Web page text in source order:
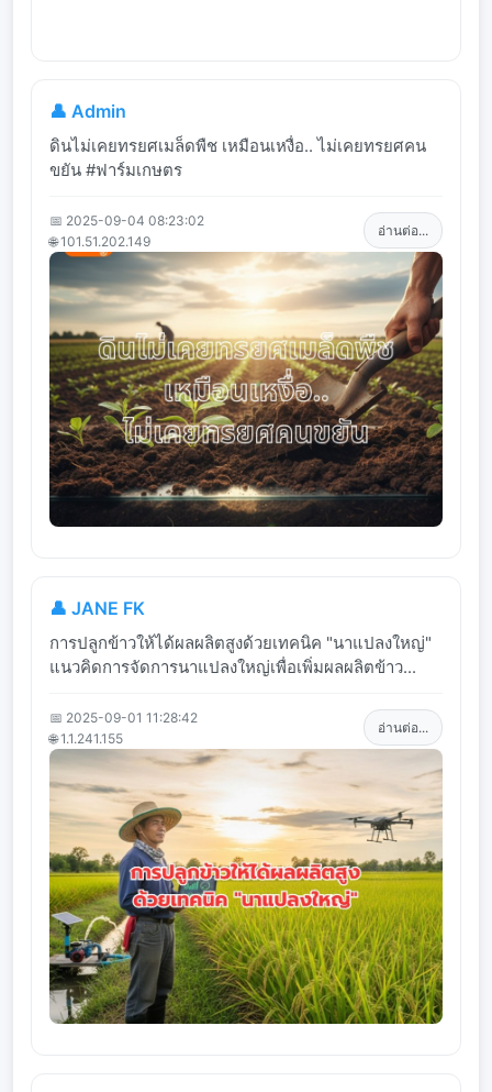
👤 Admin
ดินไม่เคยทรยศเมล็ดพืช เหมือนเหงื่อ.. ไม่เคยทรยศคน
ขยัน #ฟาร์มเกษตร
📅 2025-09-04 08:23:02
🌐 101.51.202.149
อ่านต่อ...
👤 JANE FK
การปลูกข้าวให้ได้ผลผลิตสูงด้วยเทคนิค "นาแปลงใหญ่"
แนวคิดการจัดการนาแปลงใหญ่เพื่อเพิ่มผลผลิตข้าว...
📅 2025-09-01 11:28:42
🌐 1.1.241.155
อ่านต่อ...